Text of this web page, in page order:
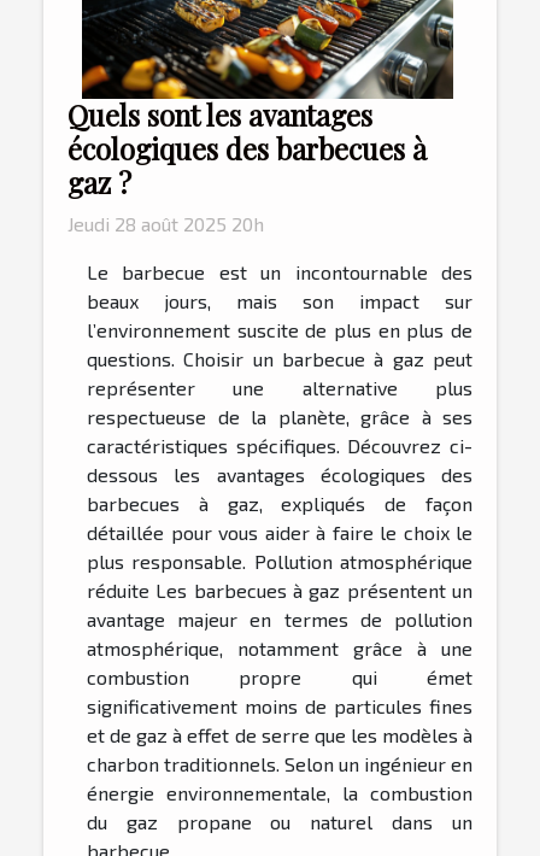
Quels sont les avantages
écologiques des barbecues à
gaz ?
Jeudi 28 août 2025 20h
Le barbecue est un incontournable des
beaux jours, mais son impact sur
l’environnement suscite de plus en plus de
questions. Choisir un barbecue à gaz peut
représenter une alternative plus
respectueuse de la planète, grâce à ses
caractéristiques spécifiques. Découvrez ci-
dessous les avantages écologiques des
barbecues à gaz, expliqués de façon
détaillée pour vous aider à faire le choix le
plus responsable. Pollution atmosphérique
réduite Les barbecues à gaz présentent un
avantage majeur en termes de pollution
atmosphérique, notamment grâce à une
combustion propre qui émet
significativement moins de particules fines
et de gaz à effet de serre que les modèles à
charbon traditionnels. Selon un ingénieur en
énergie environnementale, la combustion
du gaz propane ou naturel dans un
barbecue...